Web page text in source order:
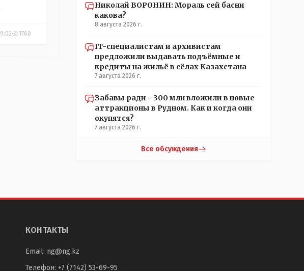
1760
Николай ВОРОНИН: Мораль сей басни
какова?
8 августа 2026 г.
IT-специалистам и архивистам
предложили выдавать подъёмные и
кредиты на жильё в сёлах Казахстана
7 августа 2026 г.
Забавы ради - 300 млн вложили в новые
аттракционы в Рудном. Как и когда они
окупятся?
7 августа 2026 г.
Все обсуждения
КОНТАКТЫ
Email: ng@ng.kz
Телефон: +7 (7142) 53-69-95